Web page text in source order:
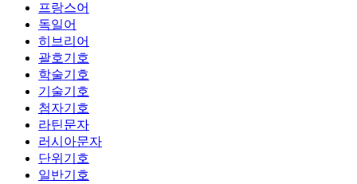
프랑스어
독일어
히브리어
괄호기호
학술기호
기술기호
첨자기호
라틴문자
러시아문자
단위기호
일반기호